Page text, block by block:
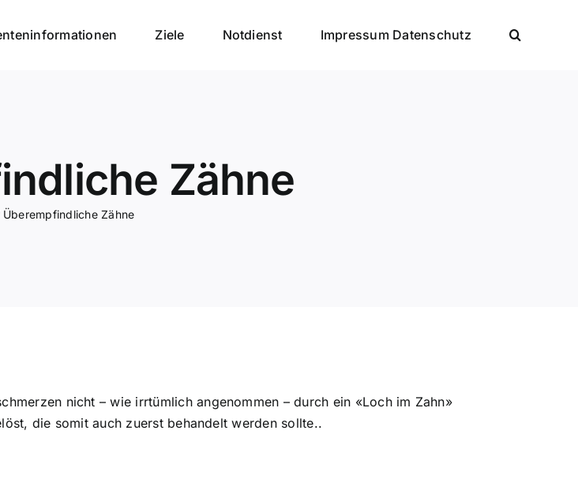
Ziele Notdienst Impressum Datenschutz
Zähne
Überempfindliche Zähne
nicht – wie irrtümlich angenommen – durch ein «Loch im Zahn»
die somit auch zuerst behandelt werden sollte..